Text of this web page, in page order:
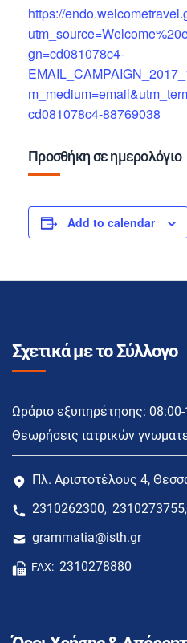
https://
gn=cd081078c4-
cd081078c4-88769038
Προσθήκη σε ημερολόγιο
Add to calendar
Σχετικά με το Σύλλογο
Ωράριο εξυπηρέτησης:
Θεωρήσεις ιατρικών
Πλ. Αριστοτέλους 4,
2310262300, 2310273755,
grammatia@isth.gr
FAX: 2310278880